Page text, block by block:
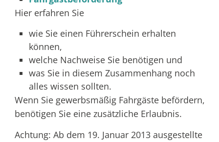
Hier erfahren Sie
wie Sie einen Führerschein erhalten
können,
welche Nachweise Sie benötigen und
was Sie in diesem Zusammenhang noch
alles wissen sollten.
Wenn Sie gewerbsmäßig Fahrgäste befördern,
benötigen Sie eine zusätzliche Erlaubnis.
Achtung: Ab dem 19. Januar 2013 ausgestellte